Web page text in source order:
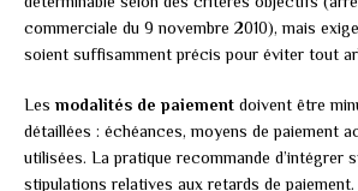
commerciale du 9 novembre 2010), mais
soient suffisamment précis pour éviter tout
Les modalités de paiement doivent être
détaillées : échéances, moyens de paiement
utilisées. La pratique recommande d’intégrer
stipulations relatives aux retards de paiement.